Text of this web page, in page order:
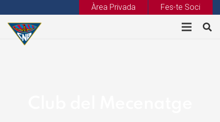
Àrea Privada Fes-te Soci